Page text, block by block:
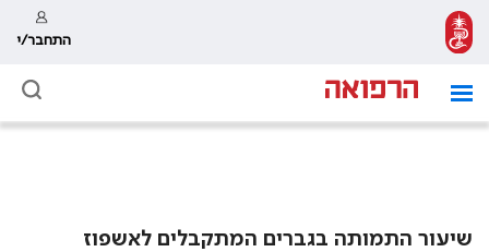
התחבר/י
שיעור התמותה בגברים המתקבלים לאשפוז